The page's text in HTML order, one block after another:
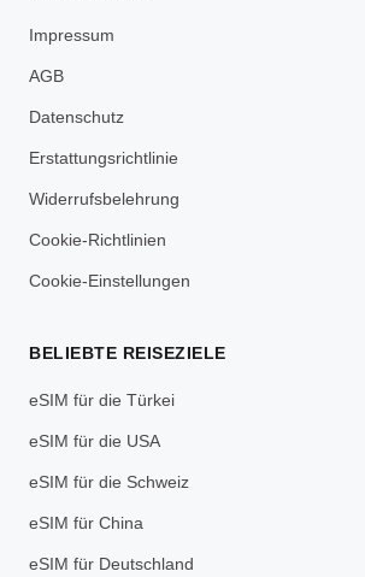
Impressum
AGB
Datenschutz
Erstattungsrichtlinie
Widerrufsbelehrung
Cookie-Richtlinien
Cookie-Einstellungen
BELIEBTE REISEZIELE
eSIM für die Türkei
eSIM für die USA
eSIM für die Schweiz
eSIM für China
eSIM für Deutschland